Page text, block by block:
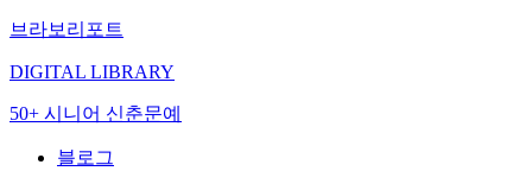
브라보리포트
DIGITAL LIBRARY
50+ 시니어 신춘문예
블로그